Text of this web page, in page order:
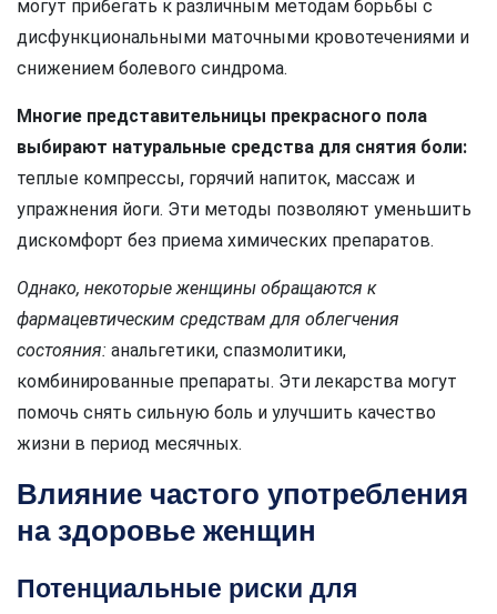
могут прибегать к различным методам борьбы с
дисфункциональными маточными кровотечениями и
снижением болевого синдрома.
Многие представительницы прекрасного пола
выбирают натуральные средства для снятия боли:
теплые компрессы, горячий напиток, массаж и
упражнения йоги. Эти методы позволяют уменьшить
дискомфорт без приема химических препаратов.
Однако, некоторые женщины обращаются к
фармацевтическим средствам для облегчения
состояния: анальгетики, спазмолитики,
комбинированные препараты. Эти лекарства могут
помочь снять сильную боль и улучшить качество
жизни в период месячных.
Влияние частого употребления
на здоровье женщин
Потенциальные риски для